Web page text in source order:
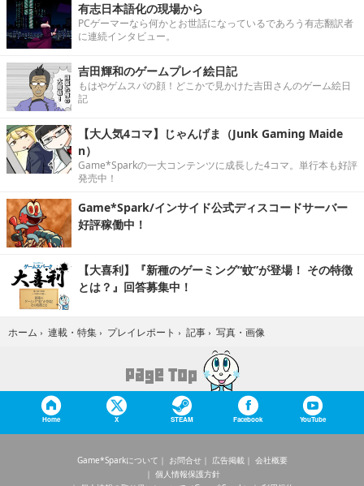
有志日本語化の現場から
PCゲーマーなら何かとお世話になっているであろう有志翻訳者
に連続インタビュー。
吉田輝和のゲームプレイ絵日記
もはやゲムスパの顔！どこかで見かけた吉田さんのゲーム絵日
記
【大人気4コマ】じゃんげま（Junk Gaming Maide
n）
Game*Sparkの一大コンテンツに成長した4コマ。単行本も好評
発売中！
Game*Spark/インサイド公式ディスコードサーバー
好評稼働中！
【大喜利】『新種のゲーミング“蚊”が登場！ その特徴
とは？』回答募集中！
ホーム › 連載・特集 › プレイレポート › 記事 › 写真・画像
Home X STEAM Facebook YouTube
Game*Sparkについて お問合せ 広告掲載
会社概要
個人情報保護方針